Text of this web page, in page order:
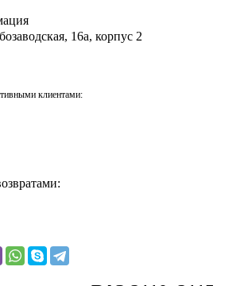
16а, корпус 2
клиентами: